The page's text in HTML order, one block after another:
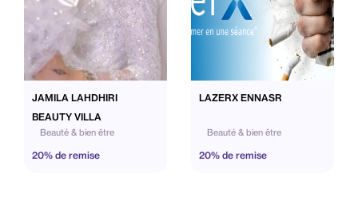
JAMILA LAHDHIRI
BEAUTY VILLA
Beauté & bien être
20% de remise
LAZERX ENNASR
Beauté & bien être
20% de remise